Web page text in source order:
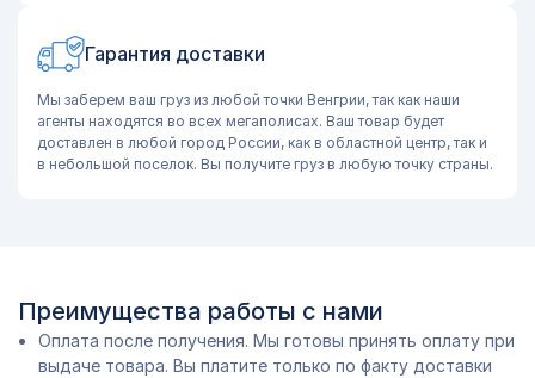
Гарантия доставки
Мы заберем ваш груз из любой точки Венгрии, так как наши
агенты находятся во всех мегаполисах. Ваш товар будет
доставлен в любой город России, как в областной центр, так и
в небольшой поселок. Вы получите груз в любую точку страны.
Преимущества работы с нами
Оплата после получения. Мы готовы принять оплату при
выдаче товара. Вы платите только по факту доставки